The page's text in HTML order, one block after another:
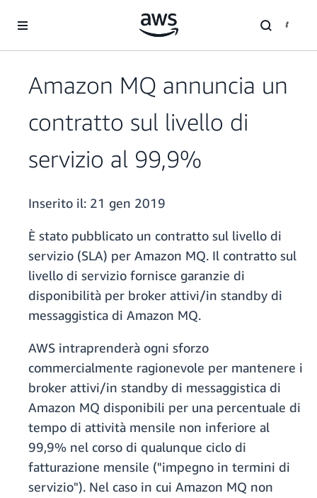
Amazon MQ annuncia un
contratto sul livello di
servizio al 99,9%
Inserito il: 21 gen 2019
È stato pubblicato un contratto sul livello di
servizio (SLA) per Amazon MQ. Il contratto sul
livello di servizio fornisce garanzie di
disponibilità per broker attivi/in standby di
messaggistica di Amazon MQ.
AWS intraprenderà ogni sforzo
commercialmente ragionevole per mantenere i
broker attivi/in standby di messaggistica di
Amazon MQ disponibili per una percentuale di
tempo di attività mensile non inferiore al
99,9% nel corso di qualunque ciclo di
fatturazione mensile ("impegno in termini di
servizio"). Nel caso in cui Amazon MQ non